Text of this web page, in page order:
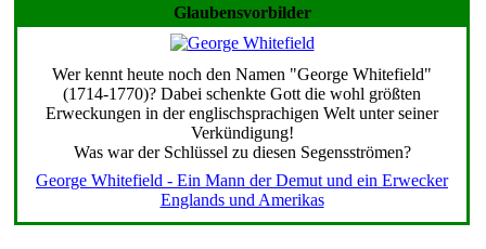
Glaubensvorbilder
Wer kennt heute noch den Namen "George Whitefield"
(1714-1770)? Dabei schenkte Gott die wohl größten
Erweckungen in der englischsprachigen Welt unter seiner
Verkündigung!
Was war der Schlüssel zu diesen Segensströmen?
George Whitefield - Ein Mann der Demut und ein Erwecker
Englands und Amerikas